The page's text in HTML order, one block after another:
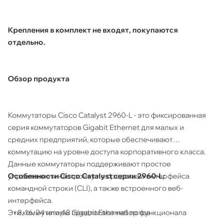
Крепления в комплект не входят, покупаются
отдельно.
Обзор продукта
Коммутаторы Cisco Catalyst 2960-L - это фиксированная
серия коммутаторов Gigabit Ethernet для малых и
средних предприятий, которые обеспечивают
коммутацию на уровне доступа корпоративного класса.
Данные коммутаторы поддерживают простое
управление и настройку по средствам интерфейса
командной строки (CLI), а также встроенного веб-
интерфейса.
Эти коммутаторы предлагают набор функционала
Особенности Cisco Catalyst серии 2960-L:
• 8, 16, 24 или 48 Gigabit Ethernet потов